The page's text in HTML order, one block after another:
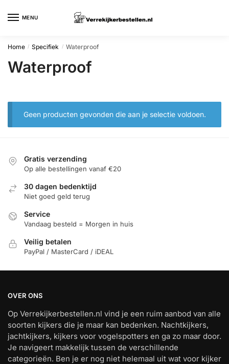
MENU
Home / Specifiek / Waterproof
Waterproof
Geen producten gevonden die aan je selectie voldoen.
Gratis verzending
Op alle bestellingen vanaf €20
30 dagen bedenktijd
Niet goed geld terug
Service
Vandaag besteld = Morgen in huis
Veilig betalen
PayPal / MasterCard / iDEAL
OVER ONS
Op Verrekijkerbestellen.nl vind je een ruim aanbod van alle
soorten kijkers die je maar kan bedenken. Nachtkijkers,
jachtkijkers, kijkers voor vogelspotters en ga zo maar door.
Je navigeert makkelijk tussen de verschillende
categorieën. Ben je er nog niet helemaal uit wat voor kijker